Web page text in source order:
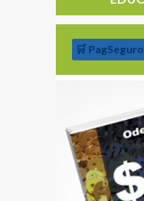
🛒 PagSeguro